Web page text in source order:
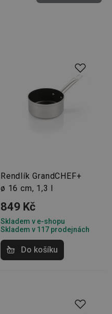
Rendlík GrandCHEF+
ø 16 cm, 1,3 l
849 Kč
Skladem v e-shopu
Skladem v 117 prodejnách
Do košíku